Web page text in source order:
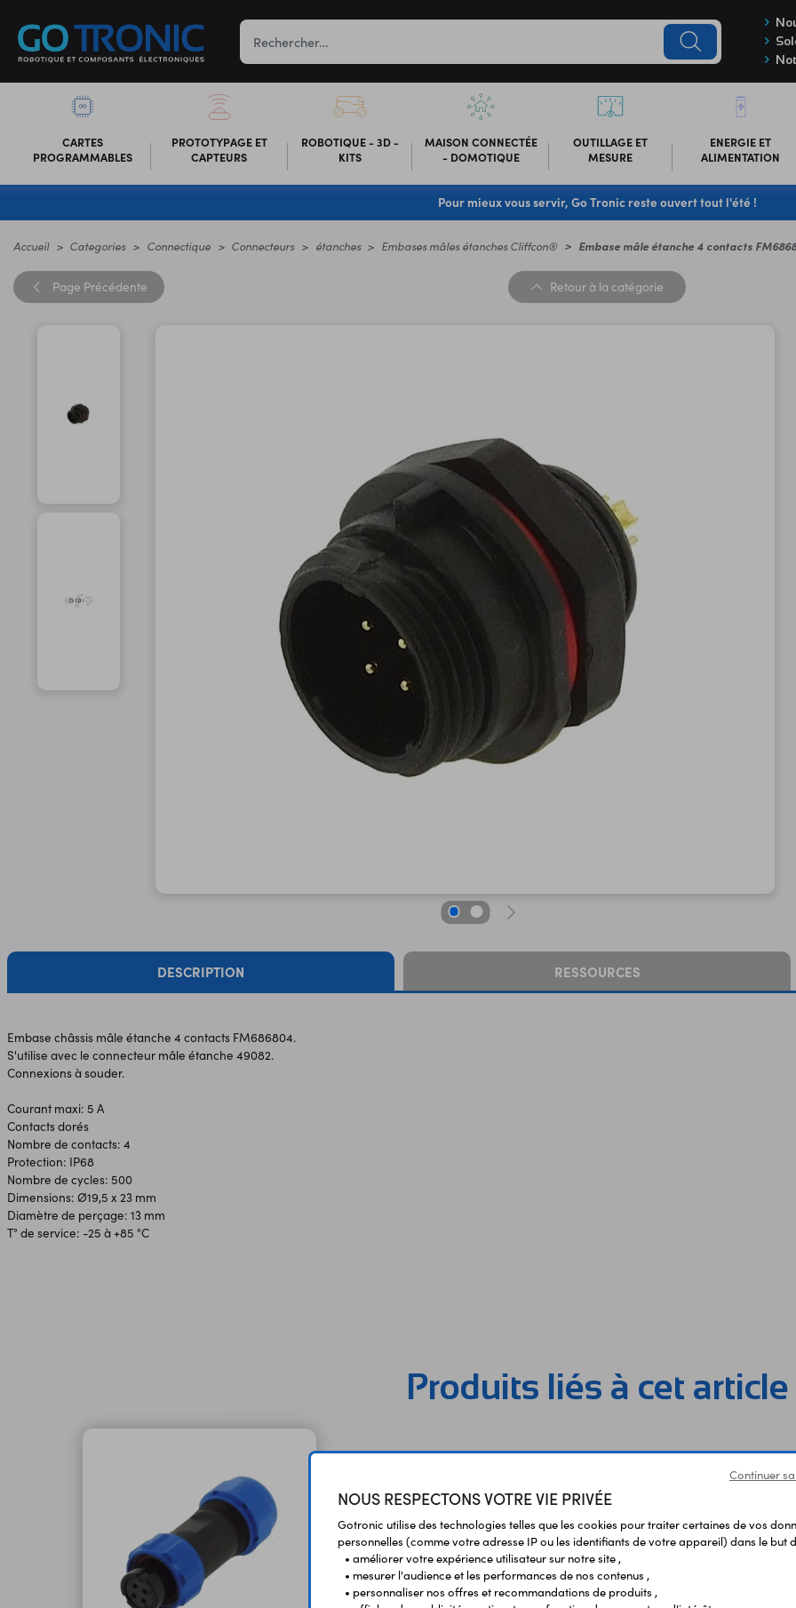
CARTES
PROGRAMMABLES
PROTOTYPAGE ET
CAPTEURS
ROBOTIQUE - 3D -
KITS
MAISON CONNECTÉE
- DOMOTIQUE
OUTILLAGE ET
MESURE
ENERGIE ET
ALIMENTATION
Pour mieux vous servir, Go Tronic reste ouvert tout l'été !
Accueil Categories Connectique Connecteurs étanches Embases mâles étanches Cliffcon® Embase mâle étanche 4 contacts
Page Précédente Retour à la catégorie
DESCRIPTION RESSOURCES
Embase châssis mâle étanche 4 contacts FM686804.
S'utilise avec le connecteur mâle étanche 49082.
Connexions à souder.
Courant maxi: 5 A
Contacts dorés
Nombre de contacts: 4
Protection: IP68
Nombre de cycles: 500
Dimensions: Ø19,5 x 23 mm
Diamètre de perçage: 13 mm
T° de service: -25 à +85 °C
Produits liés à cet article
Continuer
NOUS RESPECTONS VOTRE VIE PRIVÉE
Gotronic utilise des technologies telles que les cookies pour traiter certaines de vos
personnelles (comme votre adresse IP ou les identifiants de votre appareil) dans le but
• améliorer votre expérience utilisateur sur notre site ,
• mesurer l'audience et les performances de nos contenus ,
• personnaliser nos offres et recommandations de produits ,